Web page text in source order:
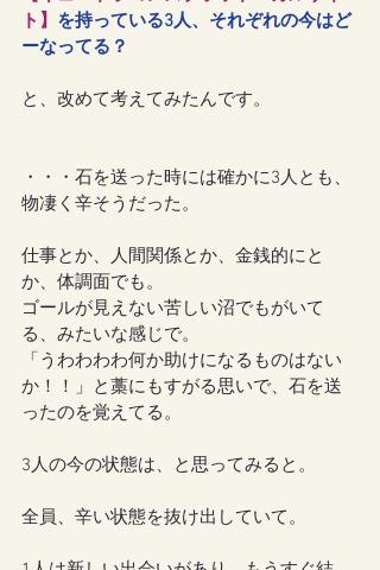
ト】 を持っている3人、それぞれの今はど
ーなってる？
と、改めて考えてみたんです。
・・・石を送った時には確かに3人とも、
物凄く辛そうだった。
仕事とか、人間関係とか、金銭的にと
か、体調面でも。
ゴールが見えない苦しい沼でもがいて
る、みたいな感じで。
「うわわわわ何か助けになるものはない
か！！」と藁にもすがる思いで、石を送
ったのを覚えてる。
3人の今の状態は、と思ってみると。
全員、辛い状態を抜け出していて。